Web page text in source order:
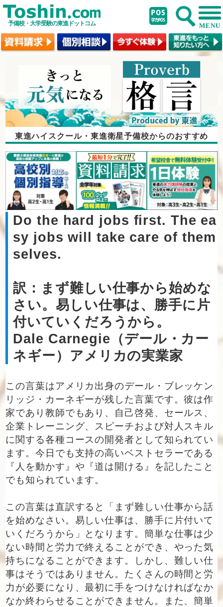
予備校・大学受験の東進ドットコム MENU
東進ハイスクール・東進衛星予備校からのおすすめ
Do the hard jobs first. The ea
sy jobs will take care of them
selves.
訳：まず難しい仕事から始めな
さい。易しい仕事は、勝手に片
付いていくだろうから。
Dale Carnegie（デール・カー
ネギー）アメリカの実業家
この言葉はアメリカ出身のデール・ブレッケン
リッジ・カーネギーが残した言葉です。彼は作
家であり教師でもあり、自己啓発、セールス、
企業トレーニング、スピーチおよび対人スキル
に関する各種コースの開発者として知られてい
ます。今日でも支持の高いベストセラーである
『人を動かす』や『道は開ける』を記したこと
でも知られています。
この言葉は直訳すると「まず難しい仕事から話
を始めなさい。易しい仕事は、勝手に片付いて
いくだろうから」となります。簡単な仕事は少
ない時間と労力で終えることができ、やった気
持ちになることができます。しかし、難しい仕
事はそうではありません。たくさんの時間と労
力が必要になり、最初に手をつけなければなか
なか終わらせることができません。また、簡単